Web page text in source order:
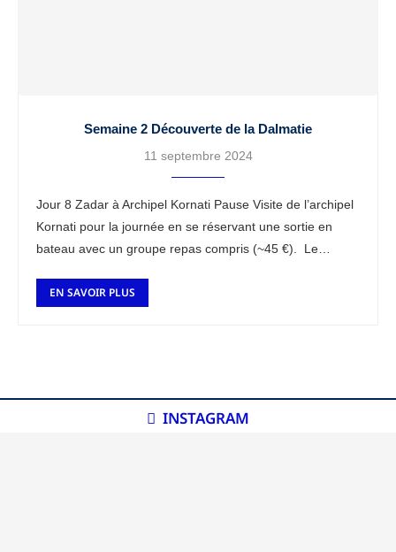
Semaine 2 Découverte de la Dalmatie
11 septembre 2024
Jour 8 Zadar à Archipel Kornati Pause Visite de l’archipel
Kornati pour la journée en se réservant une sortie en
bateau avec un groupe repas compris (~45 €). Le
EN SAVOIR PLUS
INSTAGRAM